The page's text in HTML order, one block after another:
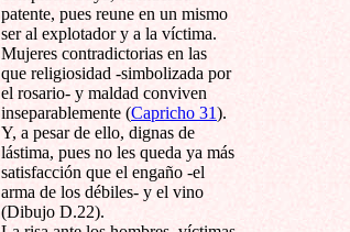
patente, pues reune en un mismo
ser al explotador y a la víctima.
Mujeres contradictorias en las
que religiosidad -simbolizada por
el rosario- y maldad conviven
inseparablemente (Capricho 31).
Y, a pesar de ello, dignas de
lástima, pues no les queda ya más
satisfacción que el engaño -el
arma de los débiles- y el vino
(Dibujo D.22).